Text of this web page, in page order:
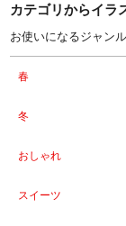
カテゴリからイラ
お使いになるジャン
春
冬
おしゃれ
スイーツ